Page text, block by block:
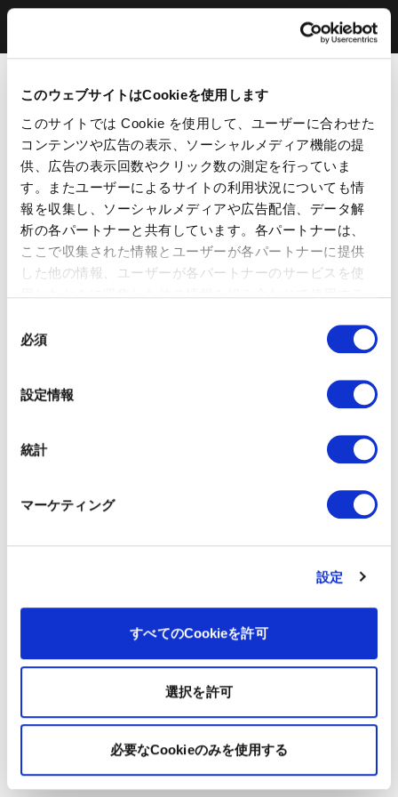
このウェブサイトはCookieを使用します
このサイトでは Cookie を使用して、ユーザーに合わせた
コンテンツや広告の表示、ソーシャルメディア機能の提
供、広告の表示回数やクリック数の測定を行っていま
す。またユーザーによるサイトの利用状況についても情
報を収集し、ソーシャルメディアや広告配信、データ解
析の各パートナーと共有しています。各パートナーは、
ここで収集された情報とユーザーが各パートナーに提供
した他の情報、ユーザーが各パートナーのサービスを使
ッキーに同意したことになります。
必須
設定情報
統計
マーケティング
設定
すべてのCookieを許可
選択を許可
必要なCookieのみを使用する